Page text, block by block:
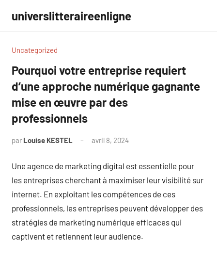
contenu
universlitteraireenligne
Uncategorized
Pourquoi votre entreprise requiert
d’une approche numérique gagnante
mise en œuvre par des
professionnels
par Louise KESTEL avril 8, 2024
Une agence de marketing digital est essentielle pour
les entreprises cherchant à maximiser leur visibilité sur
internet. En exploitant les compétences de ces
professionnels, les entreprises peuvent développer des
stratégies de marketing numérique efficaces qui
captivent et retiennent leur audience.